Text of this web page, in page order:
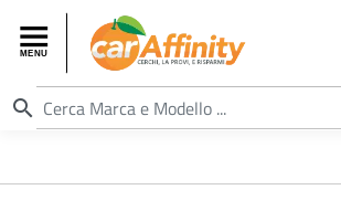
search